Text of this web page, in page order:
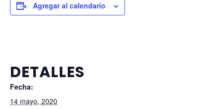
Agregar al calendario
DETALLES
Fecha:
14 mayo, 2020